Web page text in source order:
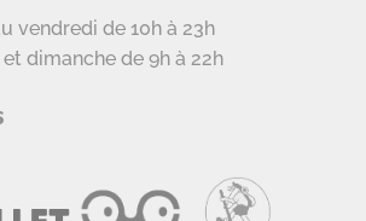
vendredi de 10h à 23h
dimanche de 9h à 22h